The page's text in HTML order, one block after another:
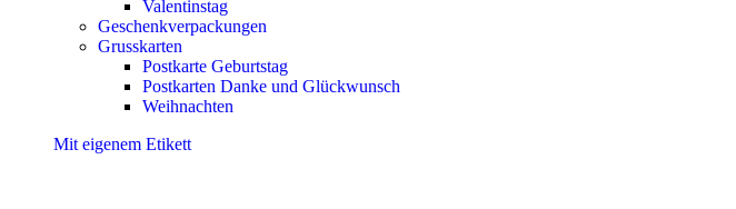
Valentinstag
Geschenkverpackungen
Grusskarten
Postkarte Geburtstag
Postkarten Danke und Glückwunsch
Weihnachten
Mit eigenem Etikett